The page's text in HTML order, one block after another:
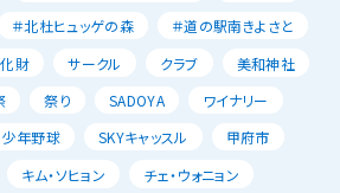
＃北杜ヒュッゲの森
＃道の駅南きよさと
財
サークル クラブ
美和神社
祭り SADOYA
ワイナリー
少年野球 SKYキャッスル
甲府市
キム・ソヒョン
チェ・ウォニョン